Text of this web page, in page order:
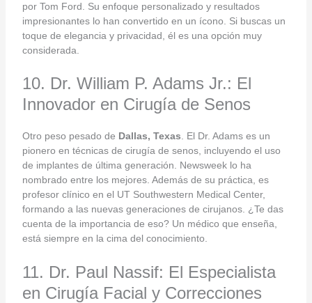
por Tom Ford. Su enfoque personalizado y resultados
impresionantes lo han convertido en un ícono. Si buscas un
toque de elegancia y privacidad, él es una opción muy
considerada.
10. Dr. William P. Adams Jr.: El
Innovador en Cirugía de Senos
Otro peso pesado de Dallas, Texas . El Dr. Adams es un
pionero en técnicas de cirugía de senos, incluyendo el uso
de implantes de última generación. Newsweek lo ha
nombrado entre los mejores. Además de su práctica, es
profesor clínico en el UT Southwestern Medical Center,
formando a las nuevas generaciones de cirujanos. ¿Te das
cuenta de la importancia de eso? Un médico que enseña,
está siempre en la cima del conocimiento.
11. Dr. Paul Nassif: El Especialista
en Cirugía Facial y Correcciones